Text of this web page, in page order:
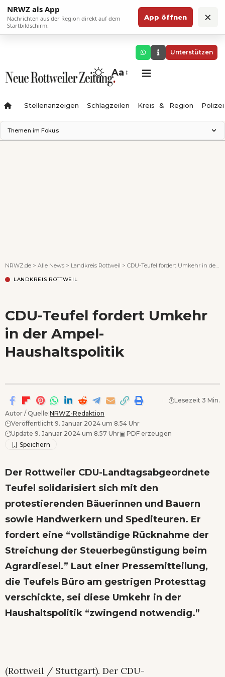
NRWZ als App
Nachrichten aus der Region direkt auf dem
Startbildschirm.
App öffnen ×
Unterstützen
Aa
Stellenanzeigen Schlagzeilen Kreis & Region Polizei
Themen im Fokus
NRWZ.de > Alle News > Landkreis Rottweil > CDU-Teufel fordert Umkehr in der Ampel-Haushaltspolitik
LANDKREIS ROTTWEIL
CDU-Teufel fordert Umkehr
in der Ampel-
Haushaltspolitik
Autor / Quelle:NRWZ-Redaktion
Veröffentlicht 9. Januar 2024 um 8.54 Uhr
Update 9. Januar 2024 um 8.57 Uhr▣ PDF erzeugen
Lesezeit 3 Min.
Der Rottweiler CDU-Landtagsabgeordnete
Teufel solidarisiert sich mit den
protestierenden Bäuerinnen und Bauern
sowie Handwerkern und Spediteuren. Er
fordert eine “vollständige Rücknahme der
Streichung der Steuerbegünstigung beim
Agrardiesel.” Laut einer Pressemitteilung,
die Teufels Büro am gestrigen Protesttag
verschickte, sei diese Umkehr in der
Haushaltspolitik “zwingend notwendig.”
(Rottweil / Stuttgart). Der CDU-